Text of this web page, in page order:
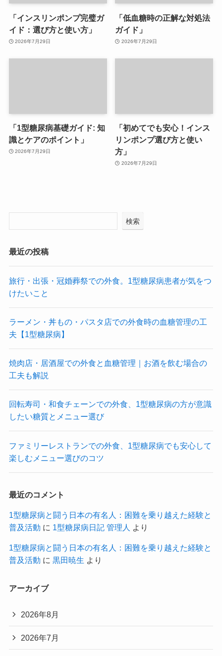
「インスリンポンプ完璧ガ
イド：選び方と使い方」
2026年7月29日
「低血糖時の正解な対処法
ガイド」
2026年7月29日
「1型糖尿病基礎ガイド: 知
識とケアのポイント」
2026年7月29日
「初めてでも安心！インス
リンポンプ選び方と使い
方」
2026年7月29日
検索
最近の投稿
旅行・出張・冠婚葬祭での外食。1型糖尿病患者が気をつ
けたいこと
ラーメン・丼もの・パスタ店での外食時の血糖管理の工
夫【1型糖尿病】
焼肉店・居酒屋での外食と血糖管理｜お酒を飲む場合の
工夫も解説
回転寿司・和食チェーンでの外食、1型糖尿病の方が意識
したい糖質とメニュー選び
ファミリーレストランでの外食、1型糖尿病でも安心して
楽しむメニュー選びのコツ
最近のコメント
1型糖尿病と闘う日本の有名人：困難を乗り越えた経験と
普及活動 に 1型糖尿病日記 管理人 より
1型糖尿病と闘う日本の有名人：困難を乗り越えた経験と
普及活動 に 黒田暁生 より
アーカイブ
2026年8月
2026年7月